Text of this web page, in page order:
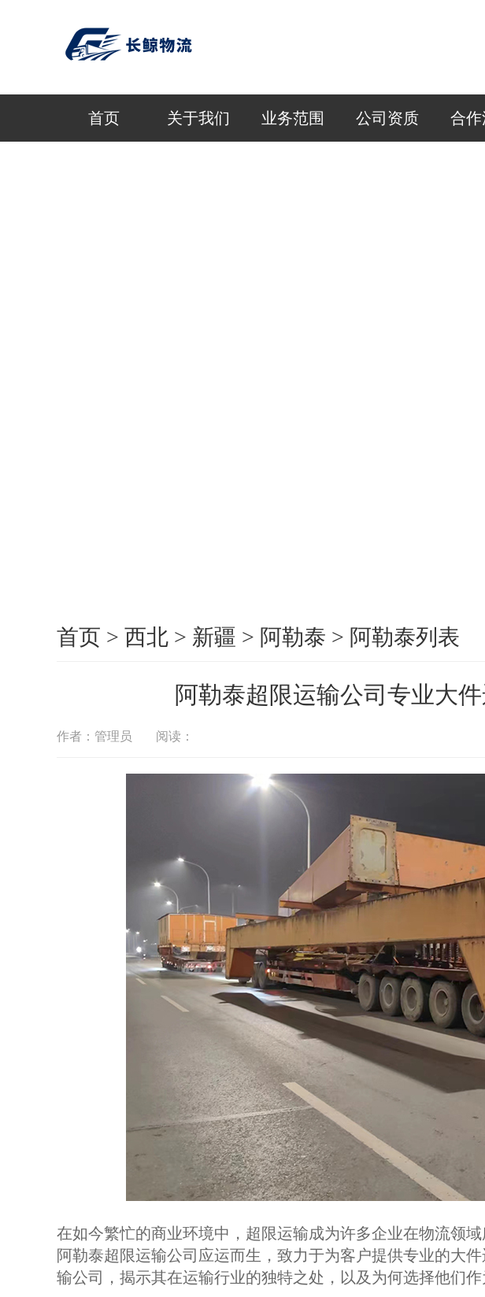
首页 关于我们 业务范围 公司资质 合作
首页 > 西北 > 新疆 > 阿勒泰 > 阿勒泰列表
阿勒泰超限运输公司专业大
作者：管理员 阅读：
在如今繁忙的商业环境中，超限运输成为许多企业在物流领
阿勒泰超限运输公司应运而生，致力于为客户提供专业的大
输公司，揭示其在运输行业的独特之处，以及为何选择他们作